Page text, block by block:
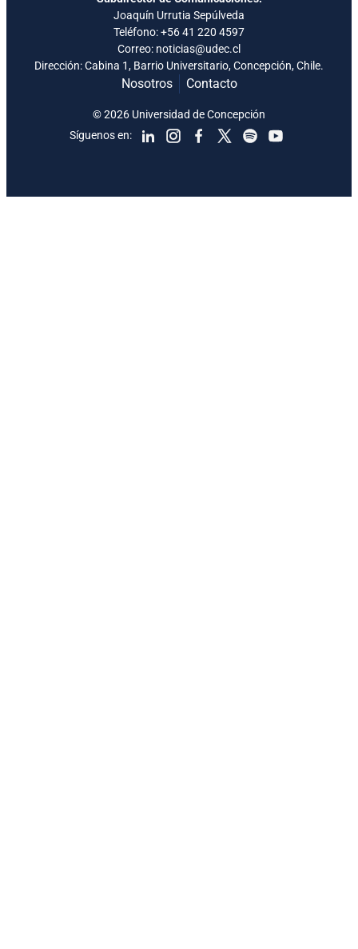
Joaquín Urrutia Sepúlveda
Teléfono:+56 41 220 4597
Correo: noticias@udec.cl
Dirección: Cabina 1, Barrio Universitario, Concepción, Chile.
Nosotros Contacto
Síguenos en:
© 2026 Universidad de Concepción